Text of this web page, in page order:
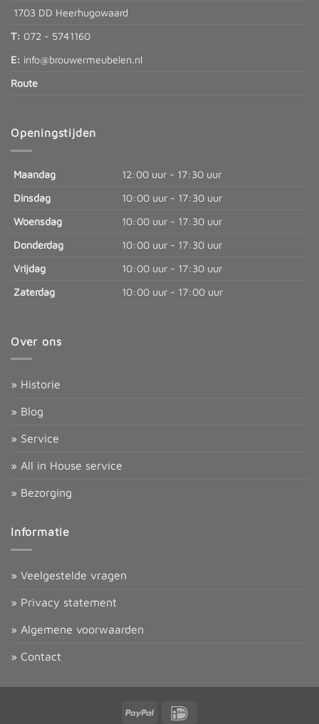
1703 DD Heerhugowaard
T: 072 - 5741160
E: info@brouwermeubelen.nl
Route
Openingstijden
Maandag
12:00 uur - 17:30 uur
Dinsdag
10:00 uur - 17:30 uur
Woensdag
10:00 uur - 17:30 uur
Donderdag
10:00 uur - 17:30 uur
Vrijdag
10:00 uur - 17:30 uur
Zaterdag
10:00 uur - 17:00 uur
Over ons
» Historie
» Blog
» Service
» All in House service
» Bezorging
Informatie
» Veelgestelde vragen
» Privacy statement
» Algemene voorwaarden
» Contact
PayPal